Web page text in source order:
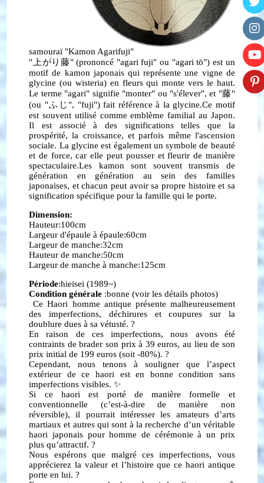
samouraï "Kamon Agarifuji"
"上がり藤" (prononcé "agari fuji" ou "agari tō") est un
motif de kamon japonais qui représente une vigne de
glycine (ou wisteria) en fleurs qui monte vers le haut.
Le terme "agari" signifie "monter" ou "s'élever", et "藤"
(ou "ふじ", "fuji") fait référence à la glycine.Ce motif
est souvent utilisé comme emblème familial au Japon.
Il est associé à des significations telles que la
prospérité, la croissance, et parfois même l'ascension
sociale. La glycine est également un symbole de beauté
et de force, car elle peut pousser et fleurir de manière
spectaculaire.Les kamon sont souvent transmis de
génération en génération au sein des familles
japonaises, et chacun peut avoir sa propre histoire et sa
signification spécifique pour la famille qui le porte.
Dimension:
Hauteur:100cm
Largeur d'épaule à épaule:60cm
Largeur de manche:32cm
Hauteur de manche:50cm
Largeur de manche à manche:125cm
Période:hieisei (1989~)
Condition générale :bonne (voir les détails photos)
Ce Haori homme antique présente malheureusement
des imperfections, déchirures et coupures sur la
doublure dues à sa vétusté. ?
En raison de ces imperfections, nous avons été
contraints de brader son prix à 39 euros, au lieu de son
prix initial de 199 euros (soit -80%). ?
Cependant, nous tenons à souligner que l’aspect
extérieur de ce haori est en bonne condition sans
imperfections visibles. ✨
Si ce haori est porté de manière formelle et
conventionnelle (c’est-à-dire de manière non
réversible), il pourrait intéresser les amateurs d’arts
martiaux et autres qui sont à la recherche d’un véritable
haori japonais pour homme de cérémonie à un prix
plus qu’attractif. ?
Nous espérons que malgré ces imperfections, vous
apprécierez la valeur et l’histoire que ce haori antique
porte en lui. ?